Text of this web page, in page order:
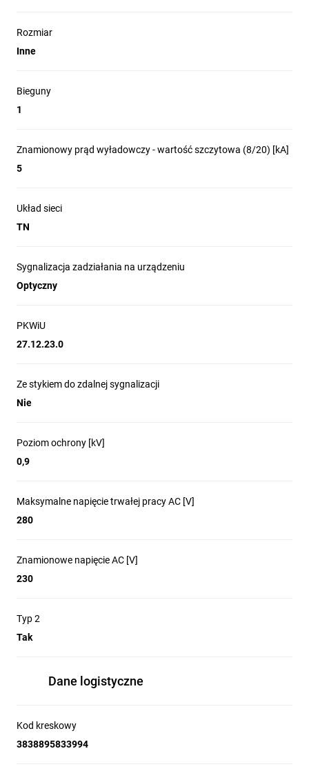
Rozmiar
Inne
Bieguny
1
Znamionowy prąd wyładowczy - wartość szczytowa (8/20) [kA]
5
Układ sieci
TN
Sygnalizacja zadziałania na urządzeniu
Optyczny
PKWiU
27.12.23.0
Ze stykiem do zdalnej sygnalizacji
Nie
Poziom ochrony [kV]
0,9
Maksymalne napięcie trwałej pracy AC [V]
280
Znamionowe napięcie AC [V]
230
Typ 2
Tak
Dane logistyczne
Kod kreskowy
3838895833994